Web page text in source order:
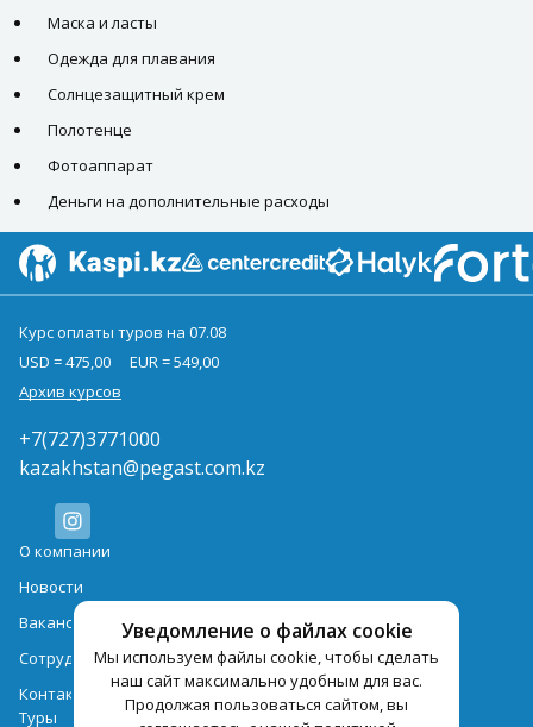
Маска и ласты
Одежда для плавания
Солнцезащитный крем
Полотенце
Фотоаппарат
Деньги на дополнительные расходы
Уведомление о файлах cookie
Мы используем файлы cookie, чтобы сделать
наш сайт максимально удобным для вас.
Продолжая пользоваться сайтом, вы
Курс оплаты туров на 07.08
USD = 475,00
EUR = 549,00
Архив курсов
+7(727)3771000
kazakhstan@pegast.com.kz
О компании
Новости
Вакансии
Сотрудничество
Контактная информация
Туры